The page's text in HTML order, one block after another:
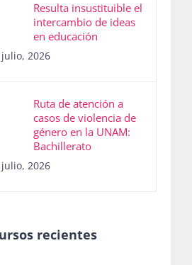
Resulta insustituible el
intercambio de ideas
en educación
2026
Ruta de atención a
casos de violencia de
género en la UNAM:
Bachillerato
2026
recientes